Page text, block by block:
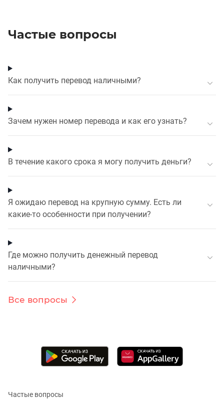
Частые вопросы
Как получить перевод наличными?
Зачем нужен номер перевода и как его узнать?
В течение какого срока я могу получить деньги?
Я ожидаю перевод на крупную сумму. Есть ли
какие-то особенности при получении?
Где можно получить денежный перевод
наличными?
Все вопросы
Частые вопросы